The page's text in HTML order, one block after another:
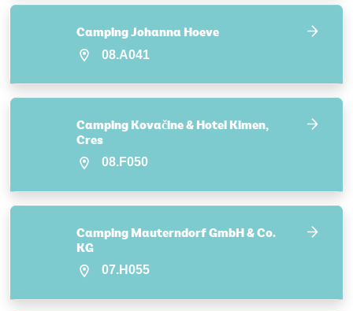
Camping Johanna Hoeve
08.A041
Camping Kovačine & Hotel Kimen,
Cres
08.F050
Camping Mauterndorf GmbH & Co.
KG
07.H055